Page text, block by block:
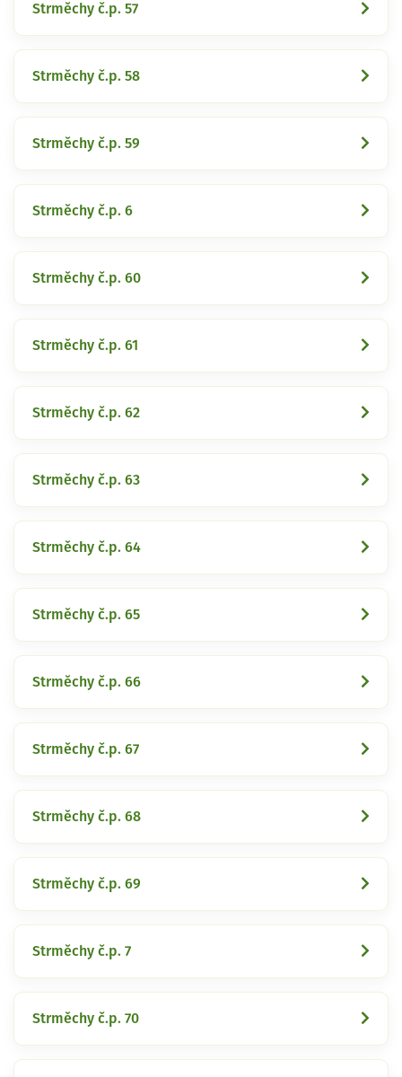
Strměchy č.p. 57
Strměchy č.p. 58
Strměchy č.p. 59
Strměchy č.p. 6
Strměchy č.p. 60
Strměchy č.p. 61
Strměchy č.p. 62
Strměchy č.p. 63
Strměchy č.p. 64
Strměchy č.p. 65
Strměchy č.p. 66
Strměchy č.p. 67
Strměchy č.p. 68
Strměchy č.p. 69
Strměchy č.p. 7
Strměchy č.p. 70